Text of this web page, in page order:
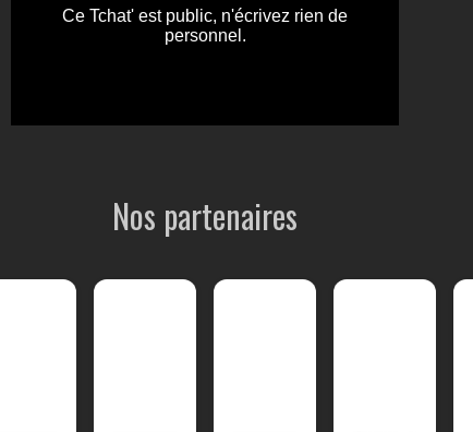
Nos partenaires